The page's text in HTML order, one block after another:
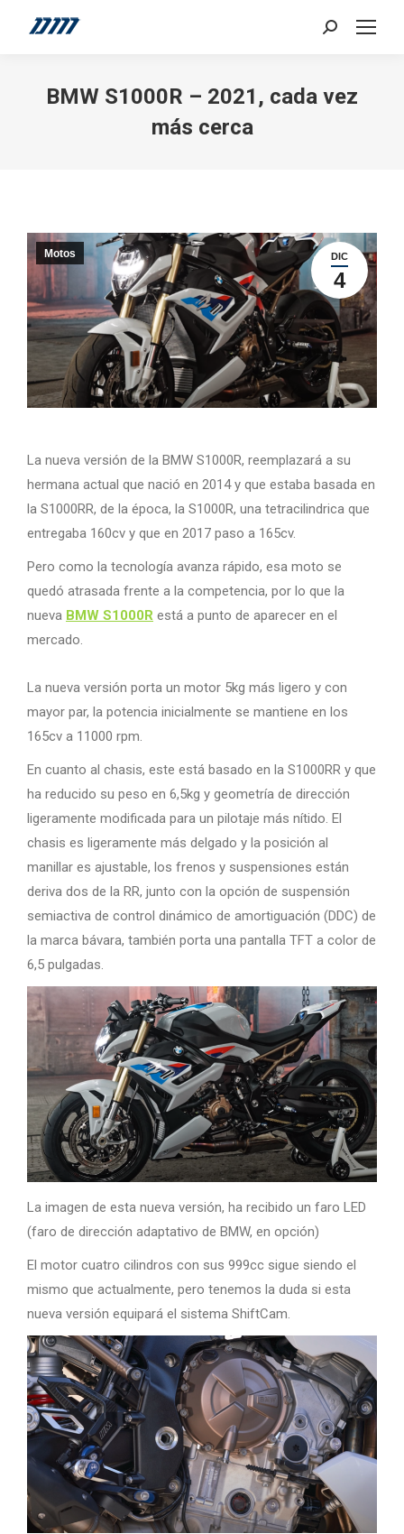
Search:
BMW S1000R – 2021, cada vez
más cerca
DIC
4
Motos
La nueva versión de la BMW S1000R, reemplazará a su
hermana actual que nació en 2014 y que estaba basada en
la S1000RR, de la época, la S1000R, una tetracilindrica que
entregaba 160cv y que en 2017 paso a 165cv.
Pero como la tecnología avanza rápido, esa moto se
quedó atrasada frente a la competencia, por lo que la
nueva BMW S1000R está a punto de aparecer en el
mercado.
La nueva versión porta un motor 5kg más ligero y con
mayor par, la potencia inicialmente se mantiene en los
165cv a 11000 rpm.
En cuanto al chasis, este está basado en la S1000RR y que
ha reducido su peso en 6,5kg y geometría de dirección
ligeramente modificada para un pilotaje más nítido. El
chasis es ligeramente más delgado y la posición al
manillar es ajustable, los frenos y suspensiones están
deriva dos de la RR, junto con la opción de suspensión
semiactiva de control dinámico de amortiguación (DDC) de
la marca bávara, también porta una pantalla TFT a color de
6,5 pulgadas.
La imagen de esta nueva versión, ha recibido un faro LED
(faro de dirección adaptativo de BMW, en opción)
El motor cuatro cilindros con sus 999cc sigue siendo el
mismo que actualmente, pero tenemos la duda si esta
nueva versión equipará el sistema ShiftCam.